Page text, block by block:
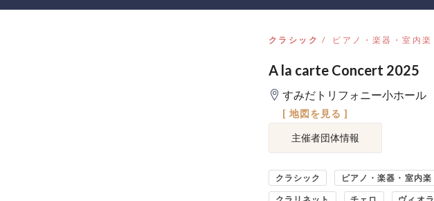
クラシック ピアノ・楽器・室内楽
A la carte Concert 2025
すみだトリフォニー小ホール
[ 地図を見る ]
主催者団体情報
クラシック ピアノ・楽器・室内楽